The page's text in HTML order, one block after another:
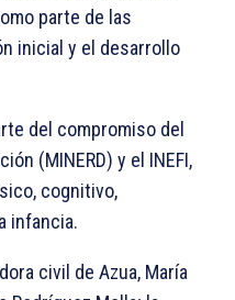
parte de las
inicial y el desarrollo
del compromiso del
(MINERD) y el INEFI,
cognitivo,
infancia.
civil de Azua, María